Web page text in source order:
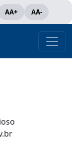
AA+ AA-